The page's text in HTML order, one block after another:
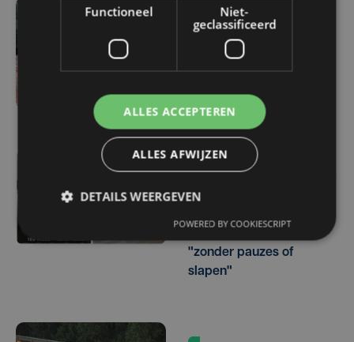
wo 5 augustus | 17:13
Vijf West-Vlaamse
gymnasten mogen zich
toestelturnen
wo 5 augustus | 14:24
Matthieu Bonne wil
"zonder pauzes of
slapen"
Functioneel
Niet-
geclassificeerd
ALLES ACCEPTEREN
ALLES AFWIJZEN
DETAILS WEERGEVEN
POWERED BY COOKIESCRIPT